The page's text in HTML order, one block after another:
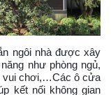
ngôi nhà được xây
như phòng ngủ,
vui chơi,…Các ô cửa
kết nối không gian